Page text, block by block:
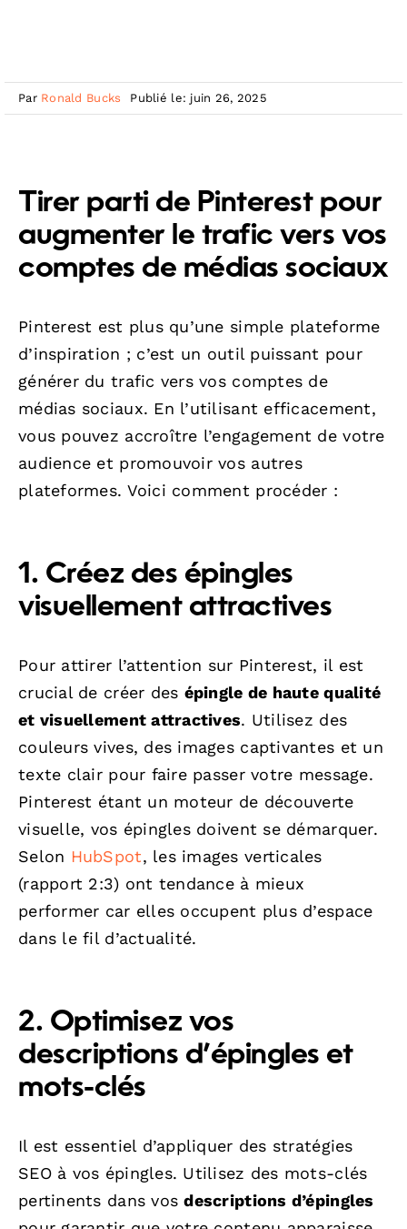
Par Ronald Bucks Publié le: juin 26, 2025
Tirer parti de Pinterest pour
augmenter le trafic vers vos
comptes de médias sociaux
Pinterest est plus qu’une simple plateforme
d’inspiration ; c’est un outil puissant pour
générer du trafic vers vos comptes de
médias sociaux. En l’utilisant efficacement,
vous pouvez accroître l’engagement de votre
audience et promouvoir vos autres
plateformes. Voici comment procéder :
1. Créez des épingles
visuellement attractives
Pour attirer l’attention sur Pinterest, il est
crucial de créer des épingle de haute qualité
et visuellement attractives. Utilisez des
couleurs vives, des images captivantes et un
texte clair pour faire passer votre message.
Pinterest étant un moteur de découverte
visuelle, vos épingles doivent se démarquer.
Selon HubSpot, les images verticales
(rapport 2:3) ont tendance à mieux
performer car elles occupent plus d’espace
dans le fil d’actualité.
2. Optimisez vos
descriptions d’épingles et
mots-clés
Il est essentiel d’appliquer des stratégies
SEO à vos épingles. Utilisez des mots-clés
pertinents dans vosdescriptions d’épingles